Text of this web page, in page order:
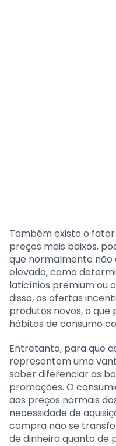
Também existe o fator
preços mais baixos,
que normalmente
elevado, como
laticínios premium ou
disso, as ofertas
produtos novos, o que
hábitos de consumo
Entretanto, para que
representem uma
saber diferenciar as
promoções. O
aos preços normais
necessidade de
compra não se
de dinheiro quanto de